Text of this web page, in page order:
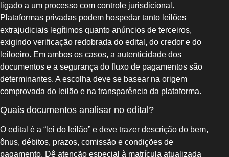
ligado a um processo com controle jurisdicional.
Plataformas privadas podem hospedar tanto leilões
extrajudiciais legítimos quanto anúncios de terceiros,
exigindo verificação redobrada do edital, do credor e do
leiloeiro. Em ambos os casos, a autenticidade dos
documentos e a segurança do fluxo de pagamentos são
determinantes. A escolha deve se basear na origem
comprovada do leilão e na transparência da plataforma.
Quais documentos analisar no edital?
O edital é a “lei do leilão” e deve trazer descrição do bem,
ônus, débitos, prazos, comissão e condições de
pagamento. Dê atenção especial à matrícula atualizada